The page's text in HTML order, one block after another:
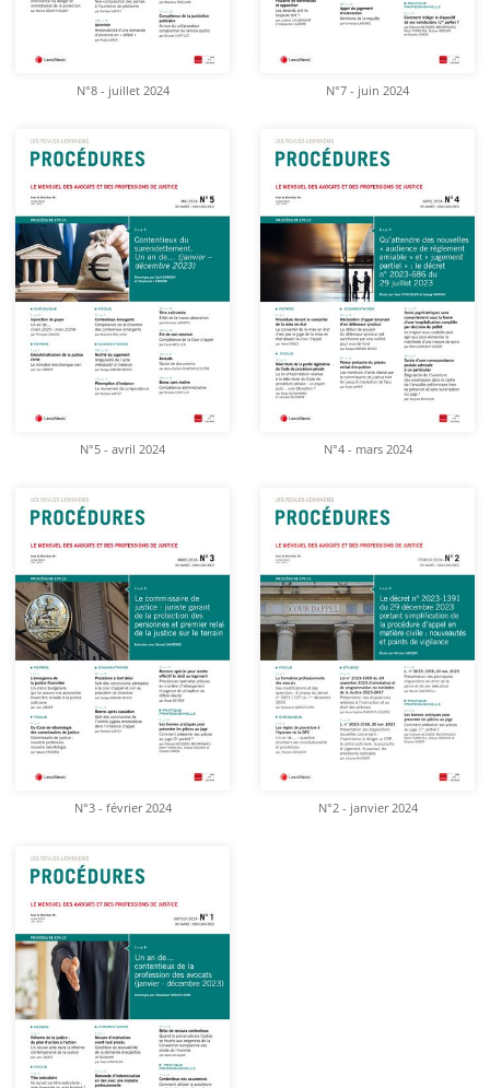
N°8 - juillet 2024 N°7 - juin 2024
N°5 - avril 2024 N°4 - mars 2024
N°3 - février 2024 N°2 - janvier 2024